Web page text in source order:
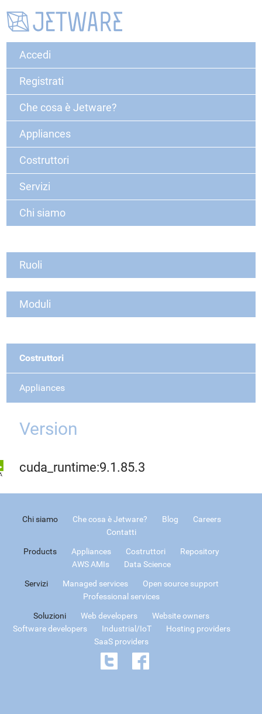
Accedi
Registrati
Che cosa è Jetware?
Appliances
Costruttori
Servizi
Chi siamo
Ruoli
Moduli
Costruttori
Appliances
Version
cuda_runtime:9.1.85.3
Chi siamo Che cosa è Jetware? Blog
Careers
Contatti
Products Appliances Costruttori
Repository
AWS AMIs
Data Science
Servizi Managed services
Open source support
Professional services
Soluzioni Web developers
Website owners
Software developers
Industrial/IoT
Hosting providers
SaaS providers